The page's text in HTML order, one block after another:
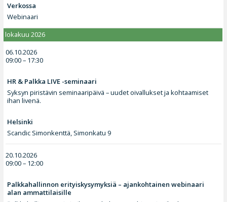
Verkossa
Webinaari
lokakuu 2026
06.10.2026
09:00 – 17:30
HR & Palkka LIVE -seminaari
Syksyn piristävin seminaaripäivä – uudet oivallukset ja kohtaamiset
ihan livenä.
Helsinki
Scandic Simonkenttä, Simonkatu 9
20.10.2026
09:00 – 12:00
Palkkahallinnon erityiskysymyksiä – ajankohtainen webinaari
alan ammattilaisille